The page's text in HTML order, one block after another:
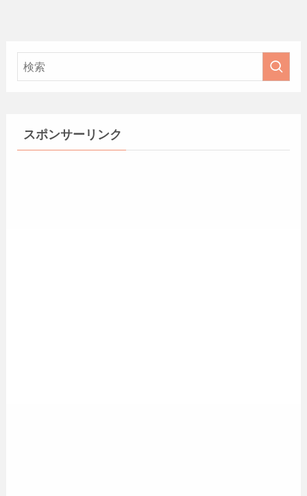
スポンサーリンク